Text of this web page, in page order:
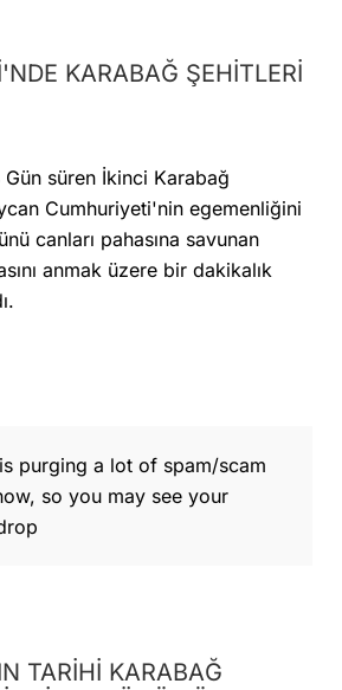
KARABAĞ ŞEHİTLERİ
süren İkinci Karabağ
Cumhuriyeti'nin egemenliğini
canları pahasına savunan
anmak üzere bir dakikalık
purging a lot of spam/scam
so you may see your
TARİHİ KARABAĞ